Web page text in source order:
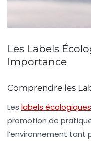
Les Labels
Importance
Comprendre les
Les labels écologiques
promotion de
l’environnement tant